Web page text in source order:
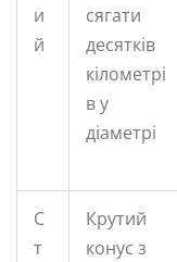
и
й
сягати
десятків
кілометрі
в у
діаметрі
С
т
Крутий
конус з